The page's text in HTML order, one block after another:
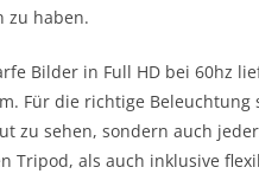
zu haben.
Bilder in Full HD bei 60hz
Für die richtige
zu sehen, sondern auch
Tripod, als auch inklusive